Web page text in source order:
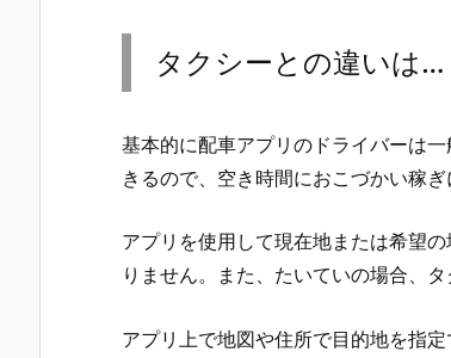
タクシーとの違いは…
基本的に配車アプリのドライバーは
きるので、空き時間におこづかい稼
アプリを使用して現在地または希望
りません。また、たいていの場合、タ
アプリ上で地図や住所で目的地を指